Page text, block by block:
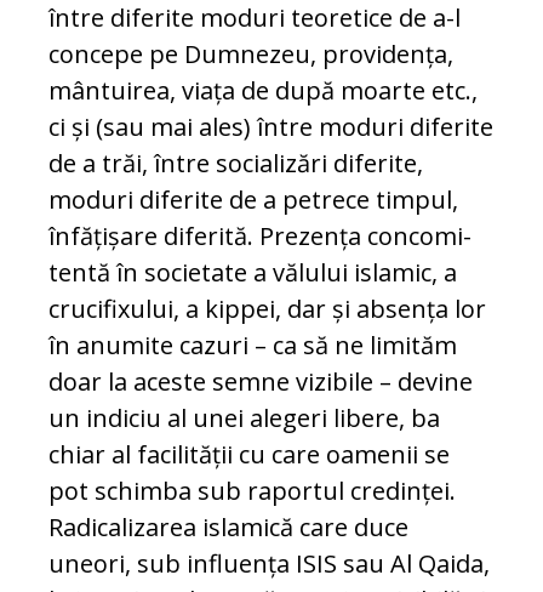
între diferite moduri teo­retice de a-l
concepe pe Dumnezeu, providența,
mântuirea, viața de după moar­te etc.,
ci și (sau mai ales) între mo­duri diferite
de a trăi, între socializări di­ferite,
moduri diferite de a petrece tim­pul,
înfățișare diferită. Prezența con­co­mi­
tentă în societate a vălului islamic, a
cru­cifixului, a kippei, dar și absența lor
în anumite cazuri – ca să ne limităm
doar la aceste semne vizibile – devine
un indiciu al unei alegeri libere, ba
chiar al facilității cu care oamenii se
pot schimba sub ra­por­tul credinței.
Radicalizarea islamică care duce
uneori, sub influența ISIS sau Al Qai­da,